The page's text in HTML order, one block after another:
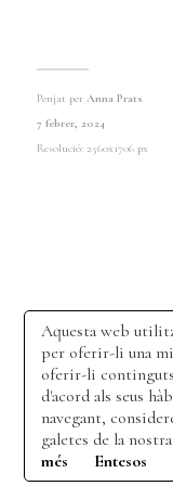
Penjat per Anna Prats
7 febrer, 2024
Resolució: 2560x1706 px
Aquesta web
per oferir-li una
oferir-li continguts
d'acord als seus
navegant,
galetes de la
més
Entesos